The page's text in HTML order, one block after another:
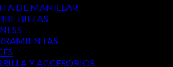
DE MANILLAR
BIELAS
Y ACCESORIOS